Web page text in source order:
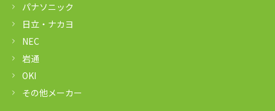
パナソニック
日立・ナカヨ
NEC
岩通
OKI
その他メーカー